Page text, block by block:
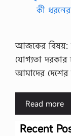
আজকের বিষয়:
যোগ্যতা দরকার
আমাদের
Read more
Recent